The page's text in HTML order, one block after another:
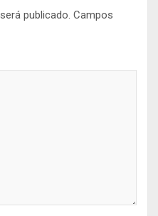
publicado. Campos